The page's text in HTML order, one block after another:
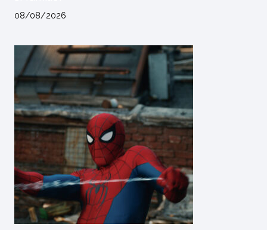
08/08/2026